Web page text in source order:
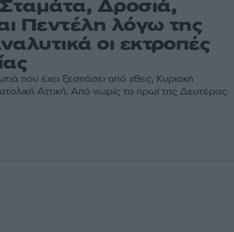
Δροσιά,
Πεντέλη λόγω της
οι εκτροπές
που έχει ξεσπάσει από χθες, Κυριακή
Αττική. Από νωρίς το πρωί της Δευτέρας